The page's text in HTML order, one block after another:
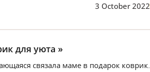
3 October 2022
для уюта »
связала маме в подарок коврик.